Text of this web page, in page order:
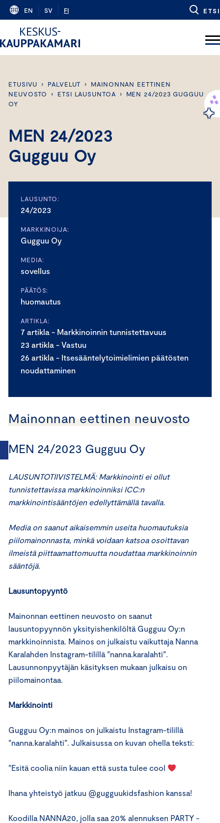
Skip
content
EN SV FI ETSI
ETUSIVU › PALVELUT ›
MAINONNAN EETTINEN
NEUVOSTO
› ETSI LAUSUNTOA ›
MEN 24/2023 GUGGUU
OY
MEN 24/2023
Gugguu Oy
LAUSUNTO:
24/2023
MARKKINOIJA:
Gugguu Oy
MEDIA:
sovellus
PÄÄTÖS:
huomautus
ARTIKLA:
7 artikla - Markkinoinnin tunnistettavuus
23 artikla - Vastuu
26 artikla - Itsesääntelytoimielimien päätösten
noudattaminen
Mainonnan eettinen neuvosto
MEN 24/2023 Gugguu Oy
LAUSUNTOTIIVISTELMÄ: Markkinointi ei ollut
tunnistettavissa markkinoinniksi ICC:n
markkinointisääntöjen edellyttämällä tavalla.
Media on saanut aikaisemmin useita huomautuksia
piilomainonnasta, minkä voidaan katsoa osoittavan
ilmeistä piittaamattomuutta noudattaa markkinoinnin
sääntöjä.
Lausuntopyyntö
Mainonnan eettinen neuvosto on saanut
lausuntopyynnön yksityishenkilöltä Gugguu Oy:n
markkinoinnista. Mainos on julkaistu vaikuttaja Nanna
Karalahden Instagram-tilillä ”nanna.karalahti”.
Lausunnonpyytäjän käsityksen mukaan julkaisu on
piilomainontaa.
Markkinointi
Gugguu Oy:n mainos on julkaistu Instagram-tilillä
”nanna.karalahti”. Julkaisussa on kuvan ohella teksti:
”Esitä coolia niin kauan että susta tulee cool
Ihana yhteistyö jatkuu @gugguukidsfashion kanssa!
Koodilla NANNA20, jolla saa 20% alennuksen PARTY -